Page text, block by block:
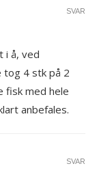
i å, ved
tog 4 stk på 2
fisk med hele
anbefales.
SVAR
SVAR